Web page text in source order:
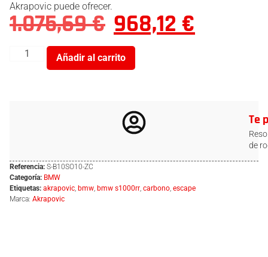
Akrapovic puede ofrecer.
1.075,69€ 968,12€
Añadir al carrito
Te
de
Referencia: S-B10SO10-ZC
Categoría: BMW
Etiquetas: akrapovic, bmw, bmw s1000rr, carbono, escape
Marca: Akrapovic